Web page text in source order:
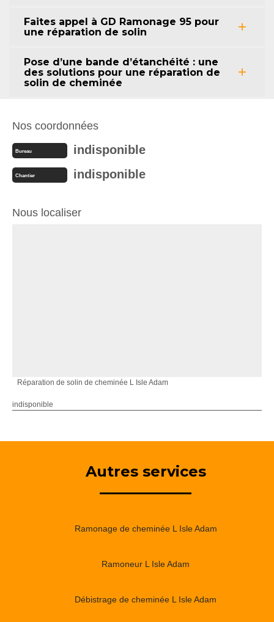
Faites appel à GD Ramonage 95 pour
une réparation de solin
Pose d’une bande d’étanchéité : une
des solutions pour une réparation de
solin de cheminée
Nos coordonnées
Bureau indisponible
Chantier indisponible
Nous localiser
Réparation de solin de cheminée L Isle Adam
indisponible
Autres services
Ramonage de cheminée L Isle Adam
Ramoneur L Isle Adam
Débistrage de cheminée L Isle Adam